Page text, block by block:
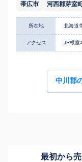
帯広市 河西郡芽室
所在地 北海道
アクセス JR根室
中川郡
最初から